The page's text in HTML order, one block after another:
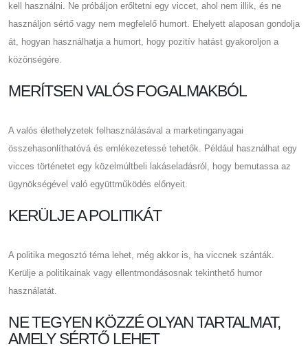
kell használni. Ne próbáljon erőltetni egy viccet, ahol nem illik, és ne
használjon sértő vagy nem megfelelő humort. Ehelyett alaposan gondolja
át, hogyan használhatja a humort, hogy pozitív hatást gyakoroljon a
közönségére.
MERÍTSEN VALÓS FOGALMAKBÓL
A valós élethelyzetek felhasználásával a marketinganyagai
összehasonlíthatóvá és emlékezetessé tehetők. Például használhat egy
vicces történetet egy közelmúltbeli lakáseladásról, hogy bemutassa az
ügynökségével való együttműködés előnyeit.
KERÜLJE A POLITIKÁT
A politika megosztó téma lehet, még akkor is, ha viccnek szánták.
Kerülje a politikainak vagy ellentmondásosnak tekinthető humor
használatát.
NE TEGYEN KÖZZÉ OLYAN TARTALMAT,
AMELY SÉRTŐ LEHET